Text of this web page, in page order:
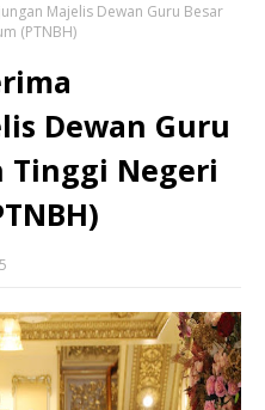
Majelis Dewan Guru Besar
(PTNBH)
Dewan Guru
Tinggi Negeri